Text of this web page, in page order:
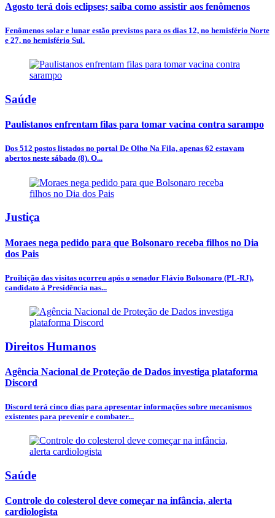
Agosto terá dois eclipses; saiba como assistir aos fenômenos
Fenômenos solar e lunar estão previstos para os dias 12, no hemisfério Norte
e 27, no hemisfério Sul.
Saúde
Paulistanos enfrentam filas para tomar vacina contra sarampo
Dos 512 postos listados no portal De Olho Na Fila, apenas 62 estavam
abertos neste sábado (8). O...
Justiça
Moraes nega pedido para que Bolsonaro receba filhos no Dia
dos Pais
Proibição das visitas ocorreu após o senador Flávio Bolsonaro (PL-RJ),
candidato à Presidência nas...
Direitos Humanos
Agência Nacional de Proteção de Dados investiga plataforma
Discord
Discord terá cinco dias para apresentar informações sobre mecanismos
existentes para prevenir e combater...
Saúde
Controle do colesterol deve começar na infância, alerta
cardiologista